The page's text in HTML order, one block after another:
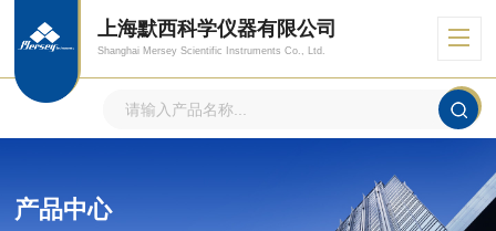
上海默西科学仪器有限公司
Shanghai Mersey Scientific Instruments Co., Ltd.
产品中心